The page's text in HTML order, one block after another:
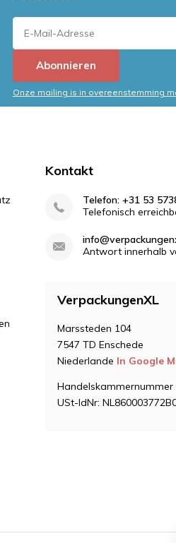
Abonnieren
Onze mailing is in overeenstemming
Kontakt
Telefon: +31 53
Telefonisch
Antwort innerhalb
VerpackungenXL
Marssteden 104
7547 TD Enschede
Niederlande In Google
Handelskammernummer
USt-IdNr: